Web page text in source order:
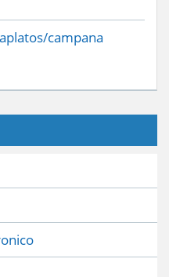
campana